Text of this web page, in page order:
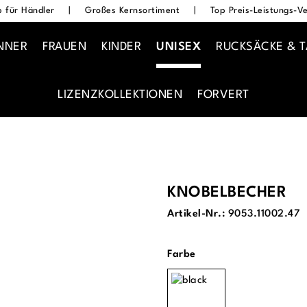
für Händler Großes Kernsortiment Top Preis-Leistungs-
FRAUEN KINDER UNISEX RUCKSÄCKE &
LIZENZKOLLEKTIONEN FORVERT
KNOBELBECHER
Artikel-Nr.: 9053.11002.47
Farbeauswählen